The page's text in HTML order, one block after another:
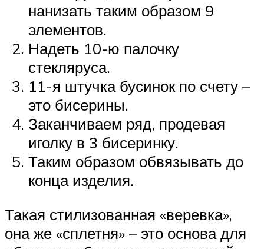
нанизать таким образом 9
элементов.
Надеть 10-ю палочку
стекляруса.
11-я штучка бусинок по счету –
это бисерины.
Заканчиваем ряд, продевая
иголку в 3 бисеринку.
Таким образом обвязывать до
конца изделия.
Такая стилизованная «веревка»,
она же «сплетня» – это основа для